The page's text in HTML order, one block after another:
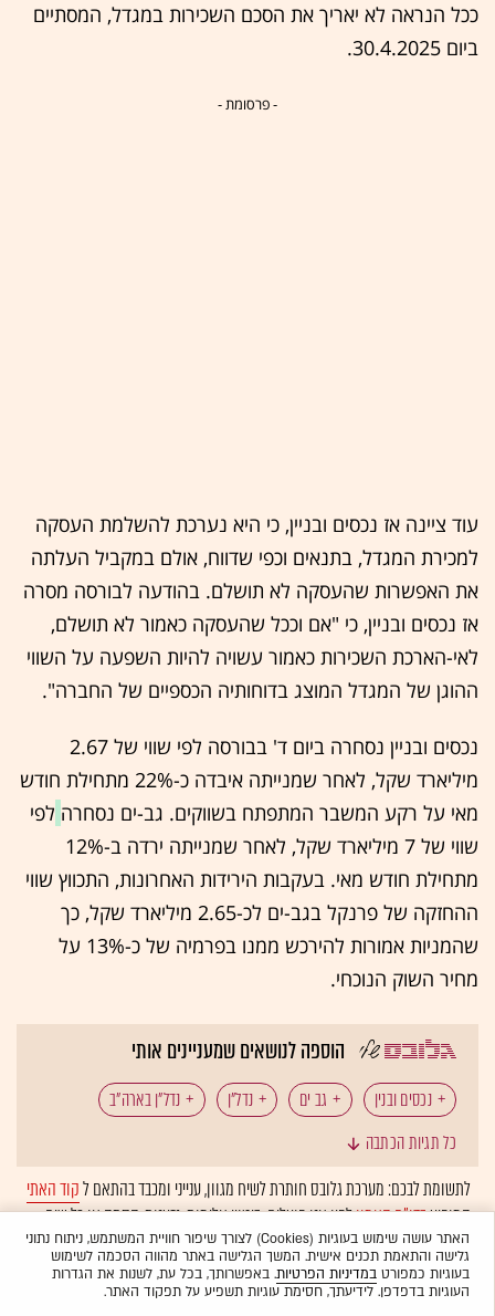
ככל הנראה לא יאריך את הסכם השכירות במגדל, המסתיים
ביום 30.4.2025.
- פרסומת -
עוד ציינה אז נכסים ובניין, כי היא נערכת להשלמת העסקה
למכירת המגדל, בתנאים וכפי שדווח, אולם במקביל העלתה
את האפשרות שהעסקה לא תושלם. בהודעה לבורסה מסרה
אז נכסים ובניין, כי "אם וככל שהעסקה כאמור לא תושלם,
לאי-הארכת השכירות כאמור עשויה להיות השפעה על השווי
ההוגן של המגדל המוצג בדוחותיה הכספיים של החברה".
נכסים ובניין נסחרה ביום ד' בבורסה לפי שווי של 2.67
מיליארד שקל, לאחר שמנייתה איבדה כ-22% מתחילת חודש
מאי על רקע המשבר המתפתח בשווקים. גב-ים נסחרה לפי
שווי של 7 מיליארד שקל, לאחר שמנייתה ירדה ב-12%
מתחילת חודש מאי. בעקבות הירידות האחרונות, התכווץ שווי
ההחזקה של פרנקל בגב-ים לכ-2.65 מיליארד שקל, כך
שהמניות אמורות להירכש ממנו בפרמיה של כ-13% על
מחיר השוק הנוכחי.
הוספה לנושאים שמעניינים אותי
נכסים ובנין גב ים נדל"ן
נדל"ן בארה"ב
כל תגיות הכתבה
לתשומת לבכם: מערכת גלובס חותרת לשיח מגוון, ענייני ומכבד בהתאם לקוד האתי
המופיעבדו"ח האמוןלפיו אנו פועלים. ביטויי אלימות, גזענות, הסתה או כל שיח
בלתי הולם אחר מסוננים בצורהאוטומטיתולא יפורסמו באתר.
האתר עושה שימוש בעוגיות (Cookies) לצורך שיפור חוויית המשתמש, ניתוח נתוני
גלישה והתאמת תכנים אישית. המשך הגלישה באתר מהווה הסכמה לשימוש
בעוגיות כמפורטבמדיניות הפרטיות. באפשרותך, בכל עת, לשנות את הגדרות
העוגיות בדפדפן. לידיעתך, חסימת עוגיות תשפיע על תפקוד האתר.